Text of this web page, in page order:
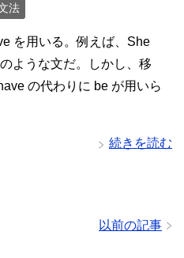
法
を用いる。例えば、She
ような文だ。しかし、移
の代わりに be が用いら
続きを読む
以前の記事